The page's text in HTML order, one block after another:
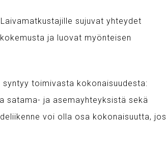
sujuvat yhteydet
ja luovat myönteisen
syntyy toimivasta kokonaisuudesta:
satama- ja asemayhteyksistä sekä
voi olla osa kokonaisuutta, jos